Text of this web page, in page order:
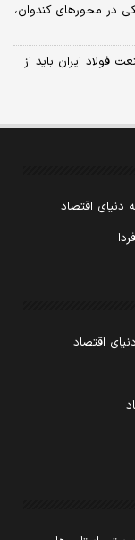
در محورهای کندوان،
فولاد ایران باید از
دنیای اقتصاد
اقتصاد